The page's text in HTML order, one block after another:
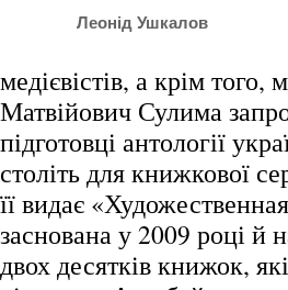
Леонід Ушкалов
медієвістів, а крім
Матвійович Сулима
підготовці антології
століть для книжкової
її видає
заснована у 2009 році й
двох десятків книжок,